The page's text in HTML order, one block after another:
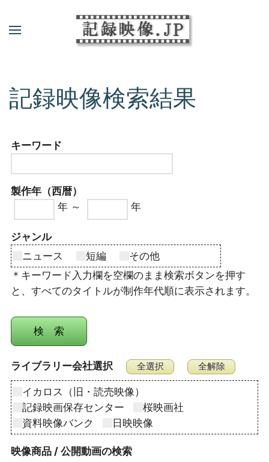
記録映像検索結果
キーワード
製作年（西暦）
年 ～
年
ジャンル
ニュース
短編
その他
＊キーワード入力欄を空欄のまま検索ボタンを押す
と、すべてのタイトルが制作年代順に表示されます。
ライブラリー会社選択
イカロス（旧・読売映像）
記録映画保存センター
桜映画社
資料映像バンク
日映映像
映像商品 / 公開動画の検索